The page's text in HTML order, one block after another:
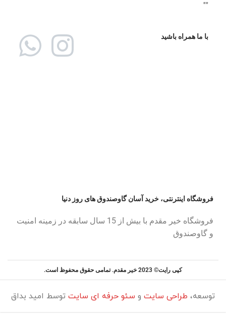
"
"
با ما همراه باشید
فروشگاه اینترنتی، خرید آسان گاوصندوق های روز دنیا
فروشگاه خیر مقدم با بیش از 15 سال سابقه در زمینه امنیت
و گاوصندوق
کپی رایت© 2023 خیر مقدم. تمامی حقوق محفوظ است.
توسعه، طراحی سایت و سئو حرفه ای سایت توسط امید بداق